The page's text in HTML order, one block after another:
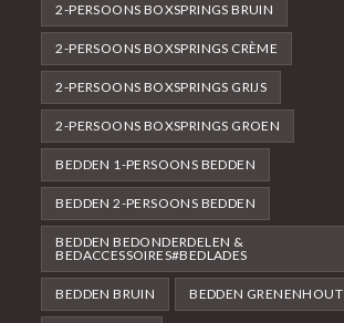
2-PERSOONS BOXSPRINGS BRUIN
2-PERSOONS BOXSPRINGS CRÈME
2-PERSOONS BOXSPRINGS GRIJS
2-PERSOONS BOXSPRINGS GROEN
BEDDEN 1-PERSOONS BEDDEN
BEDDEN 2-PERSOONS BEDDEN
BEDDEN BEDONDERDELEN &
BEDACCESSOIRES#BEDLADES
BEDDEN BRUIN BEDDEN GRENENHOUT